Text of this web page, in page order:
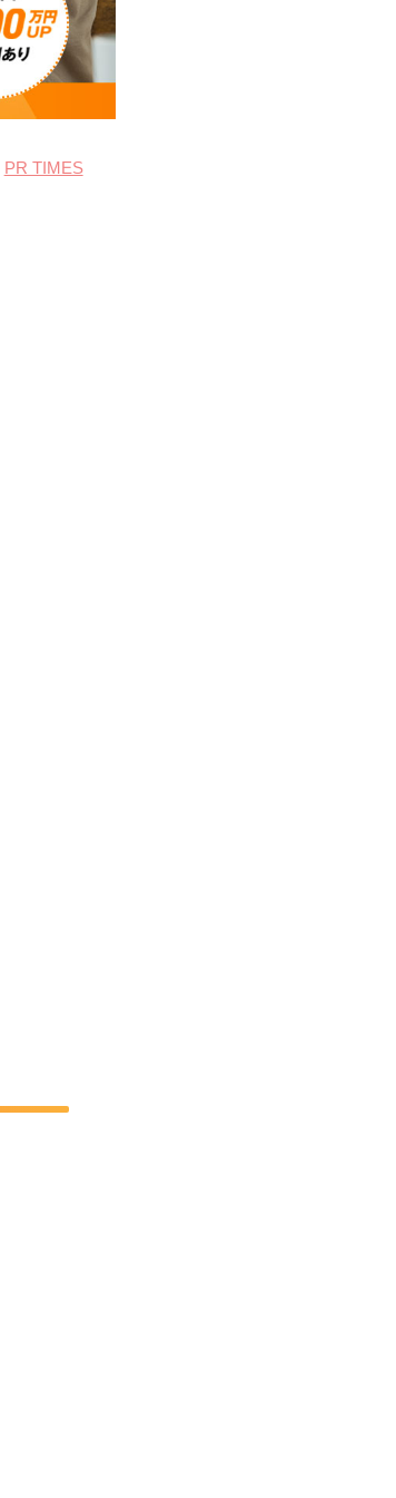
PR TIMES